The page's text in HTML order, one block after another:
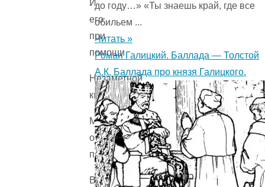
И
его
при
помощи
Незаметной
кнопки
Можно
очень
просто
Вызвать
до году…» «Ты знаешь край, где все
обильем ...
Читать »
Роман Галицкий. Баллада — Толстой
А.К. Баллада про князя Галицкого.